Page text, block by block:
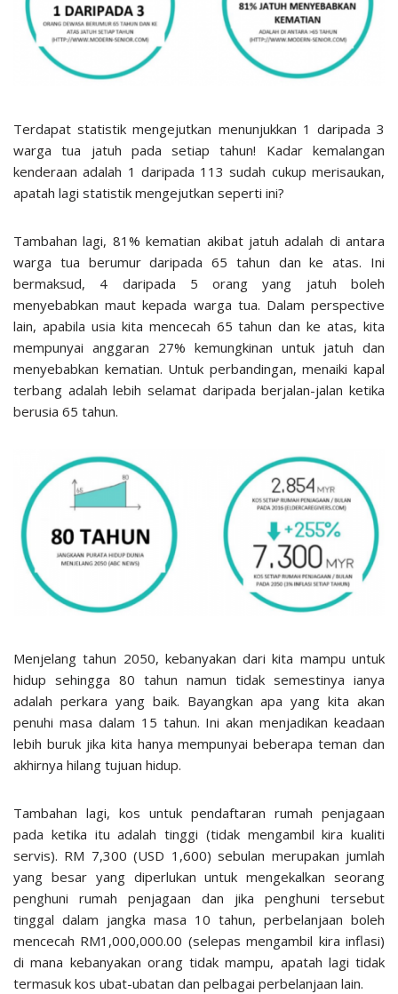
Terdapat statistik mengejutkan menunjukkan 1 daripada 3
warga tua jatuh pada setiap tahun! Kadar kemalangan
kenderaan adalah 1 daripada 113 sudah cukup merisaukan,
apatah lagi statistik mengejutkan seperti ini?
Tambahan lagi, 81% kematian akibat jatuh adalah di antara
warga tua berumur daripada 65 tahun dan ke atas. Ini
bermaksud, 4 daripada 5 orang yang jatuh boleh
menyebabkan maut kepada warga tua. Dalam perspective
lain, apabila usia kita mencecah 65 tahun dan ke atas, kita
mempunyai anggaran 27% kemungkinan untuk jatuh dan
menyebabkan kematian. Untuk perbandingan, menaiki kapal
terbang adalah lebih selamat daripada berjalan-jalan ketika
berusia 65 tahun.
Menjelang tahun 2050, kebanyakan dari kita mampu untuk
hidup sehingga 80 tahun namun tidak semestinya ianya
adalah perkara yang baik. Bayangkan apa yang kita akan
penuhi masa dalam 15 tahun. Ini akan menjadikan keadaan
lebih buruk jika kita hanya mempunyai beberapa teman dan
akhirnya hilang tujuan hidup.
Tambahan lagi, kos untuk pendaftaran rumah penjagaan
pada ketika itu adalah tinggi (tidak mengambil kira kualiti
servis). RM 7,300 (USD 1,600) sebulan merupakan jumlah
yang besar yang diperlukan untuk mengekalkan seorang
penghuni rumah penjagaan dan jika penghuni tersebut
tinggal dalam jangka masa 10 tahun, perbelanjaan boleh
mencecah RM1,000,000.00 (selepas mengambil kira inflasi)
di mana kebanyakan orang tidak mampu, apatah lagi tidak
termasuk kos ubat-ubatan dan pelbagai perbelanjaan lain.